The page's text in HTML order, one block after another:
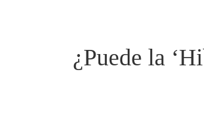
¿Puede la